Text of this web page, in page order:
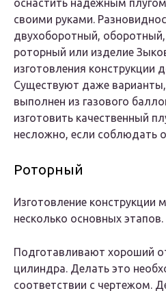
оснастить надежным
своими руками.
двухоборотный,
роторный или изделие
изготовления конструкции
Существуют даже
выполнен из газового
изготовить качественный
несложно, если соблюдать
Роторный
Изготовление конструкции
несколько основных этапов.
Подготавливают хороший
цилиндра. Делать это
соответствии с чертежом.